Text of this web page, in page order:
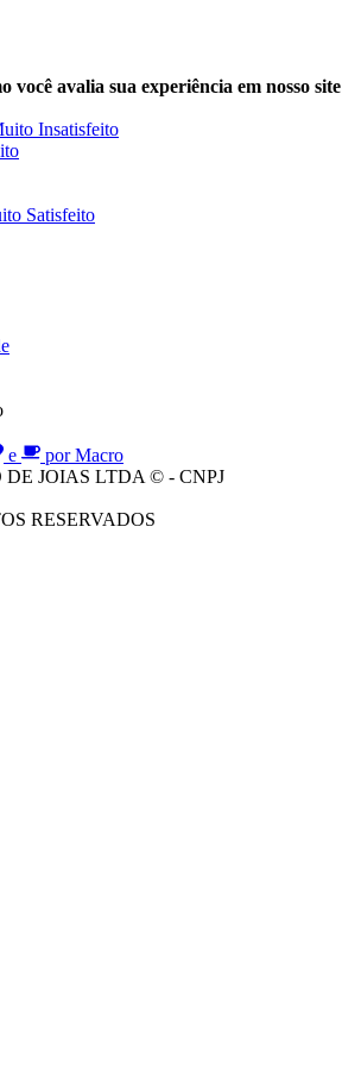
você avalia sua experiência em nosso site
Insatisfeito
Satisfeito
e
por Macro
JOIAS LTDA © - CNPJ
RESERVADOS